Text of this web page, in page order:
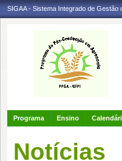
SIGAA - Sistema Integrado de Gestão
Programa Ensino
Notícias